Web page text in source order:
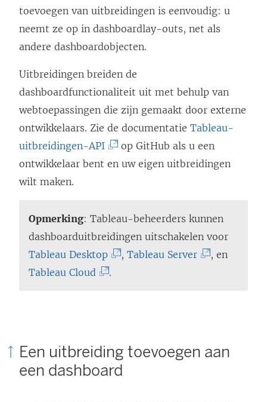
toevoegen van uitbreidingen is eenvoudig: u
neemt ze op in dashboardlay-outs, net als
andere dashboardobjecten.
Uitbreidingen breiden de
dashboardfunctionaliteit uit met behulp van
webtoepassingen die zijn gemaakt door externe
ontwikkelaars. Zie de documentatie Tableau-
uitbreidingen-API(
L
k
w
o
r
e
e
op GitHub als u een
ontwikkelaar bent en uw eigen uitbreidingen
wilt maken.
Opmerking: Tableau-beheerders kunnen
dashboarduitbreidingen uitschakelen voor
Tableau Desktop(
L
r
, Tableau Server(
, en
Tableau Cloud
k
o
.
Een uitbreiding toevoegen aan
een dashboard